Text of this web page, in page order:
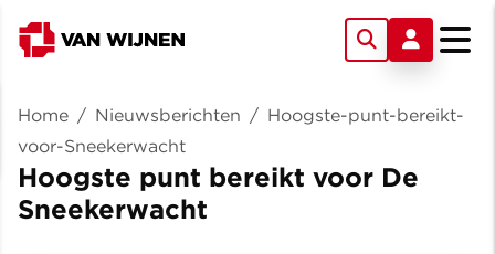
Home / Nieuwsberichten / Hoogste-punt-bereikt-
voor-Sneekerwacht
Hoogste punt bereikt voor De
Sneekerwacht